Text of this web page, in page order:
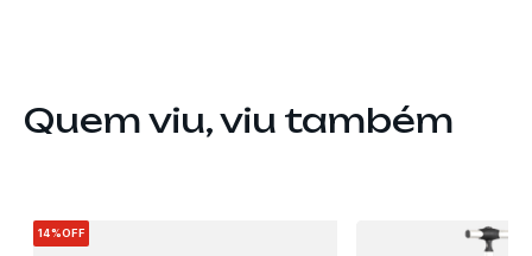
Quem viu, viu também
14%OFF